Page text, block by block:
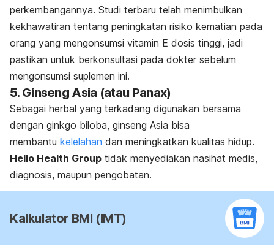
perkembangannya. Studi terbaru telah menimbulkan
kekhawatiran tentang peningkatan risiko kematian pada
orang yang mengonsumsi vitamin E dosis tinggi, jadi
pastikan untuk berkonsultasi pada dokter sebelum
mengonsumsi suplemen ini.
5. Ginseng Asia (atau Panax)
Sebagai herbal yang terkadang digunakan bersama
dengan ginkgo biloba, ginseng Asia bisa
membantu kelelahan dan meningkatkan kualitas hidup.
Hello Health Group tidak menyediakan nasihat medis,
diagnosis, maupun pengobatan.
Kalkulator BMI (IMT)